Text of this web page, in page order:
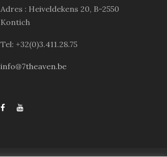
Adres : Heiveldekens 20, B-2550
Kontich
Tel: +32(0)3.411.28.75
info@7theaven.be